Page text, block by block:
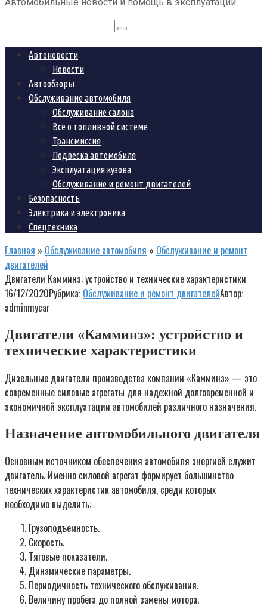
Поиск:
Автоновости
Новости
Автообзоры
Обслуживание автомобиля
Обслуживание салона
Все о топливной системе
Трансмиссия
Подвеска автомобиля
Эксплуатация кузова
Обслуживание и ремонт двигателей
Безопасность
Электрика и электроника
Спецтехника
Главная » Обслуживание автомобиля » Обслуживание и ремонт
двигателей
Двигатели Камминз: устройство и технические характеристики
16/12/2020Рубрика: Обслуживание и ремонт двигателейАвтор:
adminmycar
Двигатели «Камминз»: устройство и
технические характеристики
Дизельные двигатели производства компании «Камминз» — это
современные силовые агрегаты для надежной долговременной и
экономичной эксплуатации автомобилей различного назначения.
Назначение автомобильного двигателя
Основным источником обеспечения автомобиля энергией служит
двигатель. Именно силовой агрегат формирует большинство
технических характеристик автомобиля, среди которых
необходимо выделить:
Грузоподъемность.
Скорость.
Тяговые показатели.
Динамические параметры.
Периодичность технического обслуживания.
Величину пробега до полной замены мотора.